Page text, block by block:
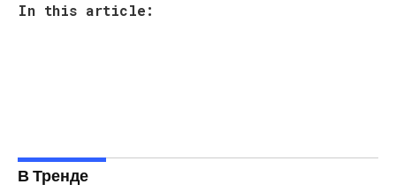
In this article:
В Тренде